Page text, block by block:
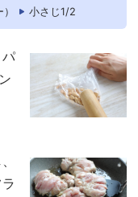
小さじ1/2